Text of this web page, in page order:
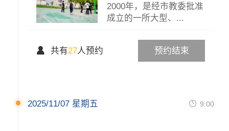
2000年，是经市教委批准
成立的一所大型、...
预约结束
 共有27人预约
2025/11/07 星期五  9:00